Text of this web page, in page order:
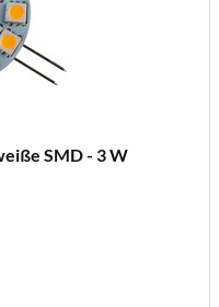
SMD - 3 W